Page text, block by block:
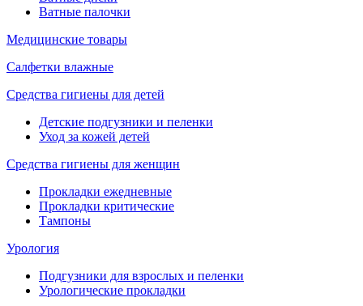
Ватные палочки
Медицинские товары
Салфетки влажные
Средства гигиены для детей
Детские подгузники и пеленки
Уход за кожей детей
Средства гигиены для женщин
Прокладки ежедневные
Прокладки критические
Тампоны
Урология
Подгузники для взрослых и пеленки
Урологические прокладки